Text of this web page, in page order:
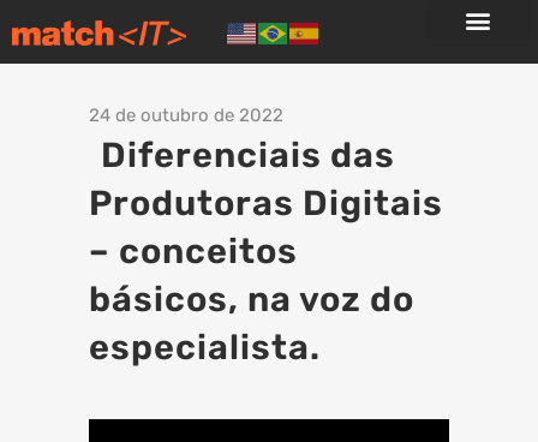
24 de outubro de 2022
Diferenciais das
Produtoras Digitais
– conceitos
básicos, na voz do
especialista.